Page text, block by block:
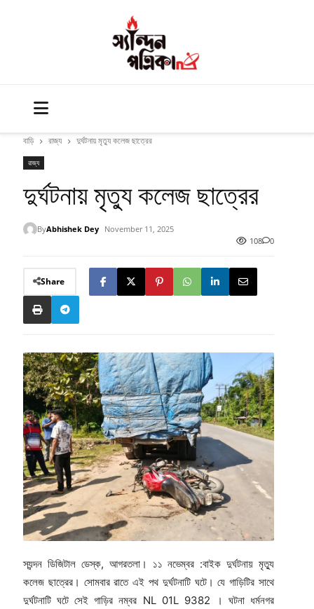
বাড়ি রাজ্য দুর্ঘটনায় মৃত্যু কলেজ ছাত্রের
রাজ্য
দুর্ঘটনায় মৃত্যু কলেজ ছাত্রের
ByAbhishek Dey
November 11, 2025
108
0
Share
স্যন্দন ডিজিটাল ডেস্ক, আগরতলা। ১১ নভেম্বর :বাইক দুর্ঘটনায় মৃত্যু
কলেজ ছাত্রের। সোমবার রাতে এই পথ দুর্ঘটনাটি ঘটে। যে গাড়িটির সাথে
দুর্ঘটনাটি ঘটে সেই গাড়ির নম্বর NL 01L 9382 । ঘটনা ধর্মনগর